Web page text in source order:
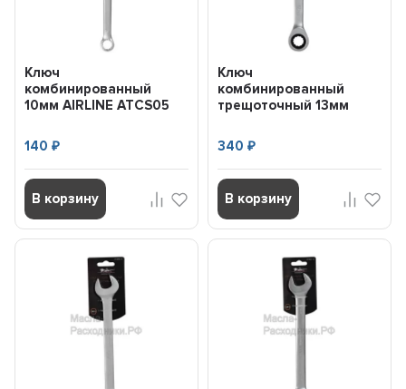
Ключ
комбинированный
10мм AIRLINE ATCS05
140₽
В корзину
Ключ
комбинированный
трещоточный 13мм
340 ₽
В корзину